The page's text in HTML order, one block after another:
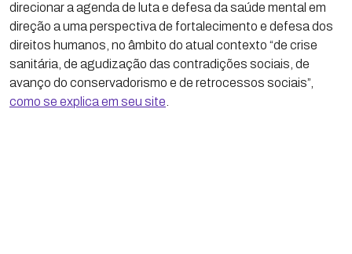
direcionar a agenda de luta e defesa da saúde mental em
direção a uma perspectiva de fortalecimento e defesa dos
direitos humanos, no âmbito do atual contexto “de crise
sanitária, de agudização das contradições sociais, de
avanço do conservadorismo e de retrocessos sociais”,
como se explica em seu site